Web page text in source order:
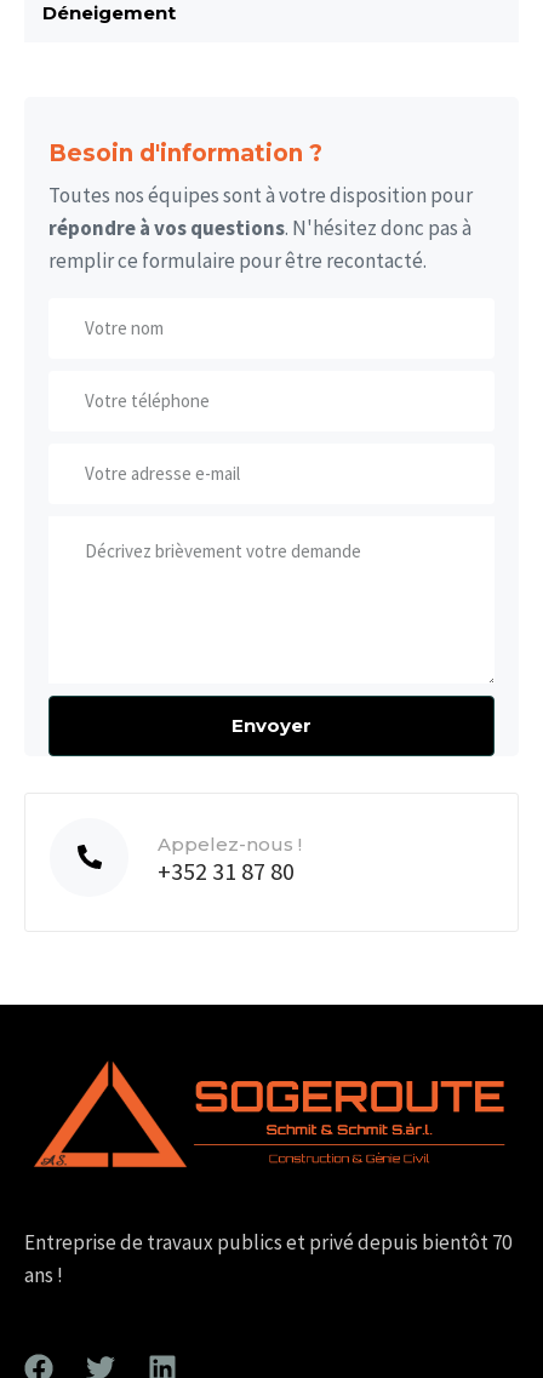
Déneigement
Besoin d'information ?
Toutes nos équipes sont à votre disposition pour
répondre à vos questions. N'hésitez donc pas à
remplir ce formulaire pour être recontacté.
Appelez-nous !
+352 31 87 80
Entreprise de travaux publics et privé depuis bientôt 70
ans !